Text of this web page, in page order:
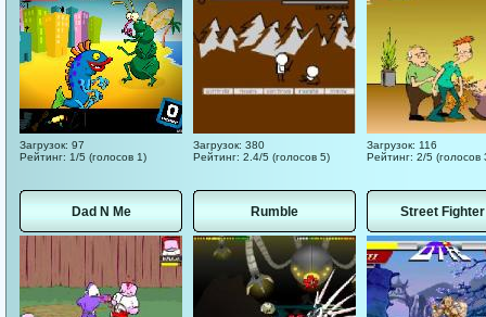
Загрузок: 97
Рейтинг: 1/5 (голосов 1)
Загрузок: 380
Рейтинг: 2.4/5 (голосов 5)
Загрузок: 116
Рейтинг: 2/5 (голосов
Dad N Me Rumble Street